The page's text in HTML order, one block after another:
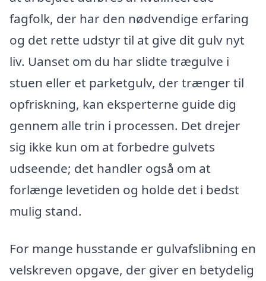
fagfolk, der har den nødvendige erfaring
og det rette udstyr til at give dit gulv nyt
liv. Uanset om du har slidte trægulve i
stuen eller et parketgulv, der trænger til
opfriskning, kan eksperterne guide dig
gennem alle trin i processen. Det drejer
sig ikke kun om at forbedre gulvets
udseende; det handler også om at
forlænge levetiden og holde det i bedst
mulig stand.
For mange husstande er gulvafslibning en
velskreven opgave, der giver en betydelig